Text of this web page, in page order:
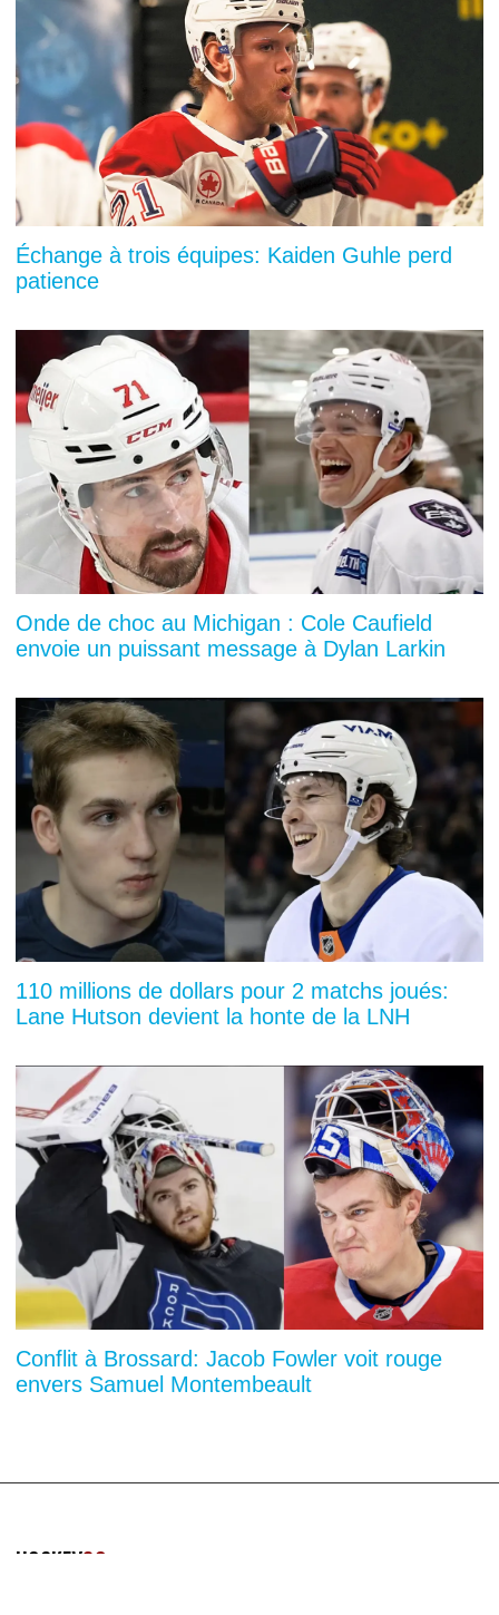
Échange à trois équipes: Kaiden Guhle perd
patience
Onde de choc au Michigan : Cole Caufield
envoie un puissant message à Dylan Larkin
110 millions de dollars pour 2 matchs joués:
Lane Hutson devient la honte de la LNH
Conflit à Brossard: Jacob Fowler voit rouge
envers Samuel Montembeault
HOCKEY30